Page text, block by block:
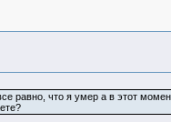
равно, что я умер а в этот